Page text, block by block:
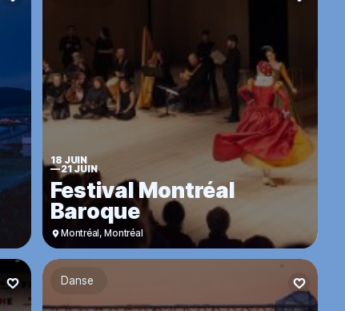
18 JUIN
—21 JUIN
Festival Montréal
Baroque
Montréal, Montréal
Danse